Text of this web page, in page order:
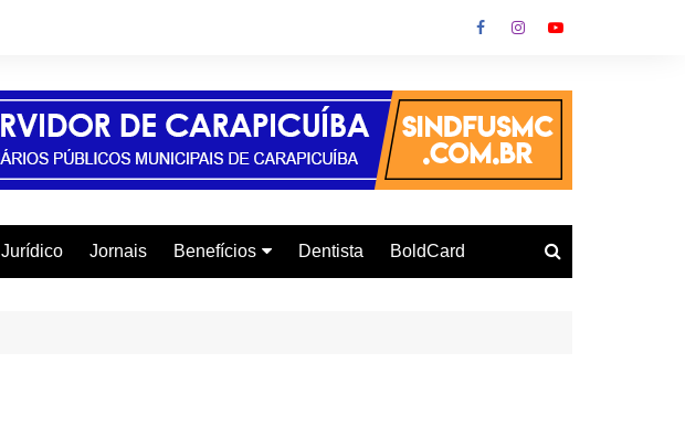
Jurídico Jornais Benefícios Dentista BoldCard